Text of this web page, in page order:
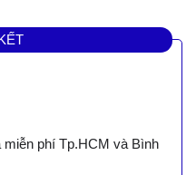
miễn phí Tp.HCM và Bình